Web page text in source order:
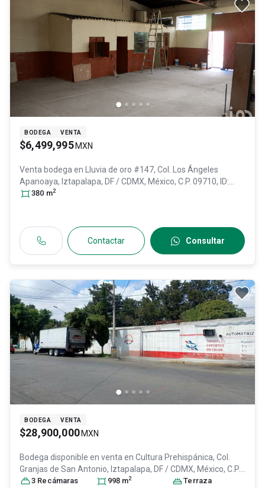
BODEGA VENTA
$6,499,995 MXN
Venta bodega en
Lluvia de oro #147, Col. Los Ángeles
Apanoaya, Iztapalapa, DF / CDMX, México, C.P. 09710, ID:
31554077
380 m2
Contactar Consultar
BODEGA VENTA
$28,900,000 MXN
Bodega disponible en venta en Cultura Prehispánica, Col.
Granjas de San Antonio, Iztapalapa, DF / CDMX, México, C.P.
09070, ID:30607150
3 Recámaras 998 m2
Terraza